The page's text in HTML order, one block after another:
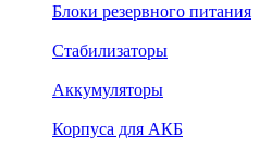
Блоки резервного питания
Стабилизаторы
Аккумуляторы
Корпуса для АКБ